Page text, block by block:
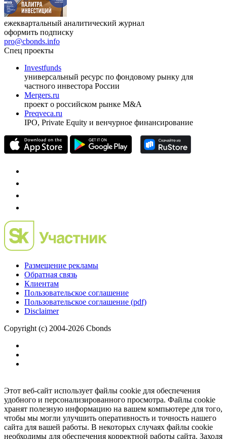
оформить подписку
pro@cbonds.info
Спец проекты
Investfunds
универсальный ресурс по фондовому рынку для
частного инвестора России
проект о российском рынке M&A
Preqveca.ru
Размещение рекламы
Обратная связь
Пользовательское соглашение
Copyright (c) 2004-2026 Cbonds
Этот веб-сайт использует файлы cookie для обеспечения
удобного и персонализированного просмотра. Файлы cookie